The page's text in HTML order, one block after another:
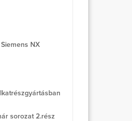
NX
sorozat 2.rész